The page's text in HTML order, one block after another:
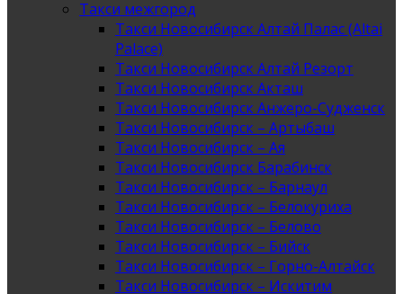
Такси межгород
Такси Новосибирск Алтай Палас (Altai
Palace)
Такси Новосибирск Алтай Резорт
Такси Новосибирск Акташ
Такси Новосибирск Анжеро-Судженск
Такси Новосибирск – Артыбаш
Такси Новосибирск – Ая
Такси Новосибирск Барабинск
Такси Новосибирск – Барнаул
Такси Новосибирск – Белокуриха
Такси Новосибирск – Белово
Такси Новосибирск – Бийск
Такси Новосибирск – Горно-Алтайск
Такси Новосибирск – Искитим